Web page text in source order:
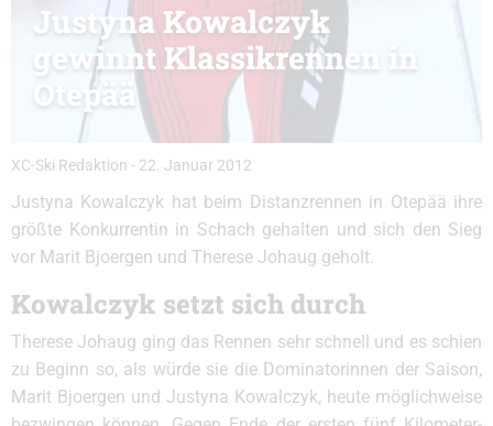
Justyna Kowalczyk
gewinnt Klassikrennen in
Otepää
XC-Ski Redaktion - 22. Januar 2012
Justyna Kowalczyk hat beim Distanzrennen in Otepää ihre
größte Konkurrentin in Schach gehalten und sich den Sieg
vor Marit Bjoergen und Therese Johaug geholt.
Kowalczyk setzt sich durch
Therese Johaug ging das Rennen sehr schnell und es schien
zu Beginn so, als würde sie die Dominatorinnen der Saison,
Marit Bjoergen und Justyna Kowalczyk, heute möglichweise